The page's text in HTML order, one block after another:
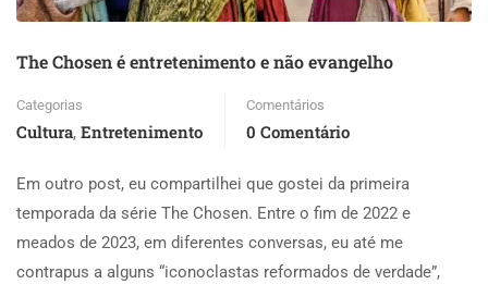
The Chosen é entretenimento e não evangelho
Categorias
Cultura, Entretenimento
Comentários
0 Comentário
Em outro post, eu compartilhei que gostei da primeira
temporada da série The Chosen. Entre o fim de 2022 e
meados de 2023, em diferentes conversas, eu até me
contrapus a alguns “iconoclastas reformados de verdade”,